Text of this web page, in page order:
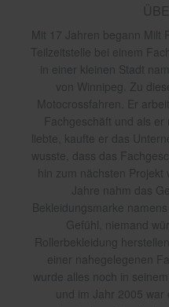
Mit 17 Jahren begann Milt
Teilzeitstelle bei einem
in einer kleinen Stadt
von Winnipeg. Zu
Motocrossfahren. Er
Fachgeschäft und als
liebte, kaufte er das
wusste, dass das
hin zum nächsten
Jahre nahm das
Bekleidungsmarke
Gefühl, niemand
Rollerbekleidung
einer nahegelegenen
wurde alles noch in
und im Jahr 2005